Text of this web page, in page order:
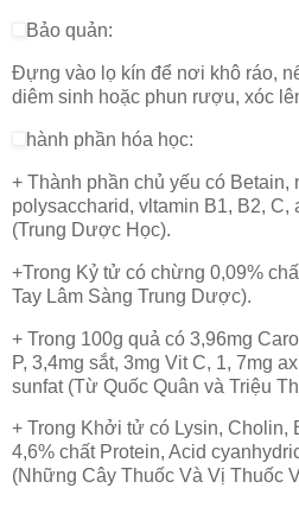
Bảo quản:
Đựng vào lọ kín để nơi khô ráo,
diêm sinh hoặc phun rượu, xóc
hành phần hóa học:
+ Thành phần chủ yếu có Betain,
polysaccharid, vltamin B1, B2, C,
(Trung Dược Học).
+Trong Kỷ tử có chừng 0,09%
Tay Lâm Sàng Trung Dược).
+ Trong 100g quả có 3,96mg
P, 3,4mg sắt, 3mg Vit C, 1, 7mg
sunfat (Từ Quốc Quân và Triệu
+ Trong Khởi tử có Lysin, Cholin,
4,6% chất Protein, Acid
(Những Cây Thuốc Và Vị Thuốc